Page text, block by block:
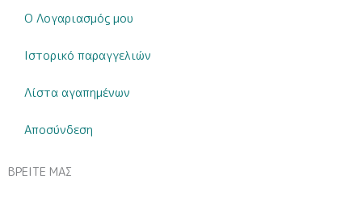
Ο Λογαριασμός μου
Ιστορικό παραγγελιών
Λίστα αγαπημένων
Αποσύνδεση
ΒΡΕΙΤΕ ΜΑΣ